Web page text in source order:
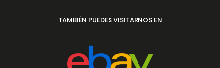
TAMBIÉN PUEDES VISITARNOS EN